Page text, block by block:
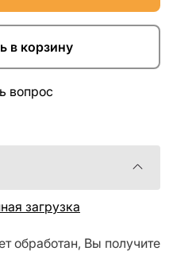
в корзину
вопрос
загрузка
обработан, Вы получите